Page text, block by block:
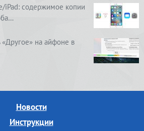
iPad: содержимое копии
«Другое» на айфоне в
Новости
Инструкции